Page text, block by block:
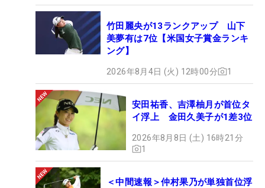
竹田麗央が13ランクアップ 山下
美夢有は7位【米国女子賞金ランキ
ング】
2026年8月4日 (火) 12時00分 1
安田祐香、吉澤柚月が首位タ
イ浮上 金田久美子が1差3位
2026年8月8日 (土) 16時21分
1
＜中間速報＞仲村果乃が単独首位浮